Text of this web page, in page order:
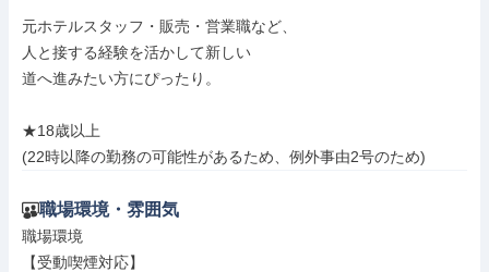
元ホテルスタッフ・販売・営業職など、
人と接する経験を活かして新しい
道へ進みたい方にぴったり。
★18歳以上
(22時以降の勤務の可能性があるため、例外事由2号のため)
職場環境・雰囲気
職場環境
【受動喫煙対応】